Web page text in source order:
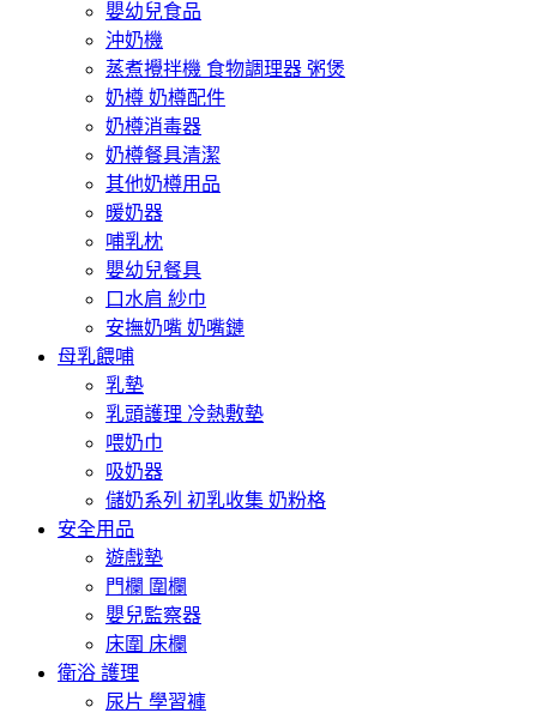
嬰幼兒食品
沖奶機
蒸煮攪拌機 食物調理器 粥煲
奶樽 奶樽配件
奶樽消毒器
奶樽餐具清潔
其他奶樽用品
暖奶器
哺乳枕
嬰幼兒餐具
口水肩 紗巾
安撫奶嘴 奶嘴鏈
母乳餵哺
乳墊
乳頭護理 冷熱敷墊
喂奶巾
吸奶器
儲奶系列 初乳收集 奶粉格
安全用品
遊戲墊
門欄 圍欄
嬰兒監察器
床圍 床欄
衛浴 護理
尿片 學習褲